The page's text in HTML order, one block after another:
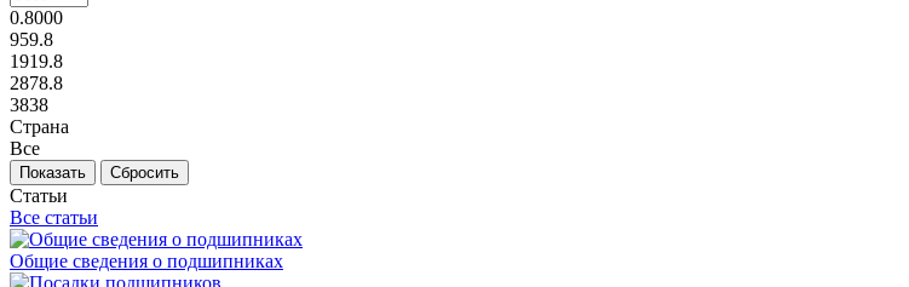
0.8000
959.8
1919.8
2878.8
3838
Страна
Все
Сбросить
Статьи
Все статьи
Общие сведения о подшипниках